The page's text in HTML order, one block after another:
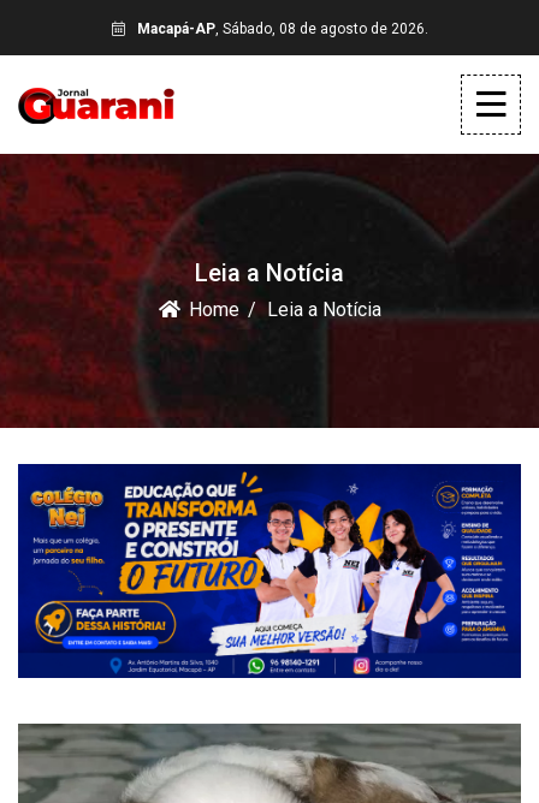
Macapá-AP, Sábado, 08 de agosto de 2026.
Leia a Notícia
Home Leia a Notícia